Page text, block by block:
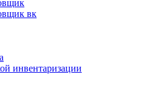
вк
инвентаризации